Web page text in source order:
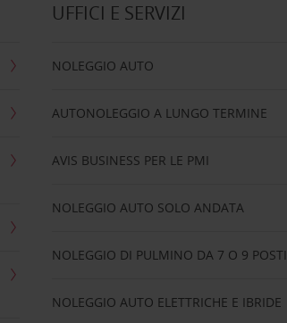
UFFICI E SERVIZI
NOLEGGIO AUTO
AUTONOLEGGIO A LUNGO TERMINE
AVIS BUSINESS PER LE PMI
NOLEGGIO AUTO SOLO ANDATA
NOLEGGIO DI PULMINO DA 7 O 9 POSTI
NOLEGGIO AUTO ELETTRICHE E IBRIDE